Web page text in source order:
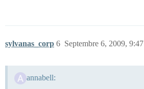
sylvanas_corp Septembre 6, 2009, 9:47
6
annabell: